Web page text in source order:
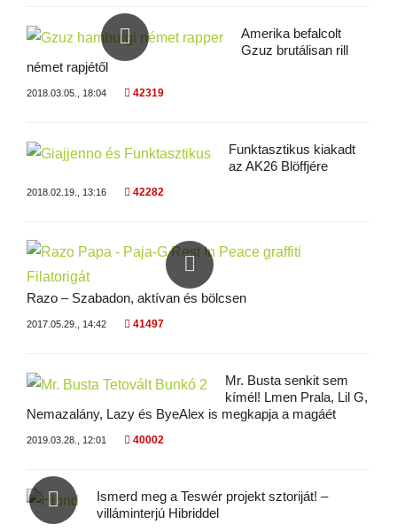
Amerika befalcolt
Gzuz brutálisan rill
német rapjétől
2018.03.05., 18:04 42319
Funktasztikus kiakadt
az AK26 Blöffjére
2018.02.19., 13:16 42282
Razo – Szabadon, aktívan és bölcsen
2017.05.29., 14:42 41497
Mr. Busta senkit sem
kímél! Lmen Prala, Lil G,
Nemazalány, Lazy és ByeAlex is megkapja a magáét
2019.03.28., 12:01 40002
Ismerd meg a Teswér projekt sztoriját! –
villáminterjú Hibriddel